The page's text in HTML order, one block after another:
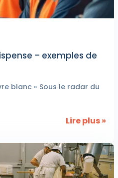
– exemples de
blanc « Sous le radar du
Lire plus »